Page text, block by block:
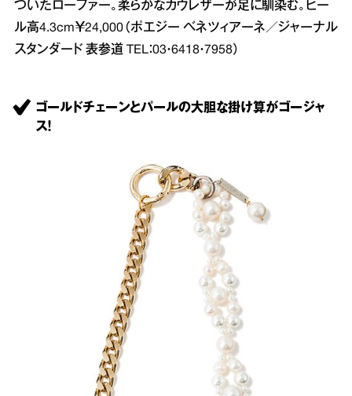
ついたローファー。柔らかなカウレザーが足に馴染む。ヒー
ル高4.3cm￥24,000（ポエジー ベネツィアーネ／ジャーナル
スタンダード 表参道 TEL：03・6418・7958）
ゴールドチェーンとパールの大胆な掛け算がゴージャ
ス！